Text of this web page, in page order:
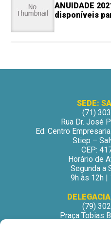
ANUIDADE
disponíveis
SEDE:
(71)
Rua Dr. José
Ed. Centro
Stiep –
CEP:
Horário de
Segunda a
9h às 12h |
(79)
Praça Tobias